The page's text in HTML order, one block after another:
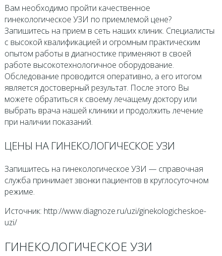
Вам необходимо пройти качественное
гинекологическое УЗИ по приемлемой цене?
Запишитесь на прием в сеть наших клиник. Специалисты
с высокой квалификацией и огромным практическим
опытом работы в диагностике применяют в своей
работе высокотехнологичное оборудование.
Обследование проводится оперативно, а его итогом
является достоверный результат. После этого Вы
можете обратиться к своему лечащему доктору или
выбрать врача нашей клиники и продолжить лечение
при наличии показаний.
ЦЕНЫ НА ГИНЕКОЛОГИЧЕСКОЕ УЗИ
Запишитесь на гинекологическое УЗИ — справочная
служба принимает звонки пациентов в круглосуточном
режиме.
Источник: http://www.diagnoze.ru/uzi/ginekologicheskoe-
uzi/
ГИНЕКОЛОГИЧЕСКОЕ УЗИ